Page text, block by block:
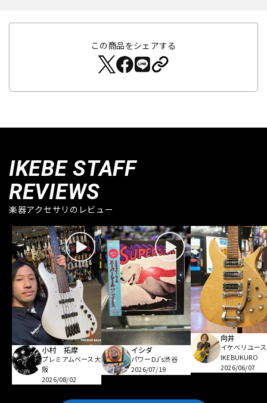
この商品をシェアする
IKEBE STAFF
REVIEWS
楽器アクセサリのレビュー
小村 拓摩
プレミアムベース大
阪
2026/08/02
イシダ
パワーDJ's渋谷
2026/07/19
向井
イケベリユース
IKEBUKURO
2026/06/07